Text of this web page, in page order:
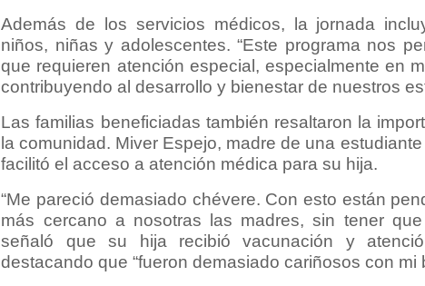
Además de los servicios médicos, la jornada
niños, niñas y adolescentes. “Este programa nos
que requieren atención especial, especialmente en
contribuyendo al desarrollo y bienestar de nuestros
Las familias beneficiadas también resaltaron la
la comunidad. Miver Espejo, madre de una
facilitó el acceso a atención médica para su hija.
“Me pareció demasiado chévere. Con esto están
más cercano a nosotras las madres, sin tener
señaló que su hija recibió vacunación y
destacando que “fueron demasiado cariñosos con mi